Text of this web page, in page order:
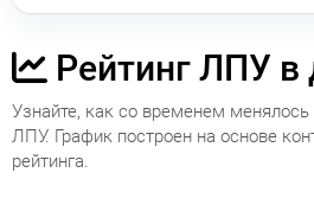
Рейтинг ЛПУ
Узнайте, как со временем
ЛПУ. График построен на основе
рейтинга.